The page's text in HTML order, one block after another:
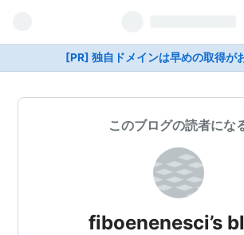
[PR] 独自ドメインは早めの取得が
このブログの読者にな
fiboenenesci’s